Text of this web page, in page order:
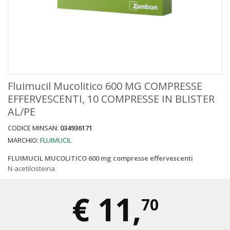
Fluimucil Mucolitico 600 MG COMPRESSE
EFFERVESCENTI, 10 COMPRESSE IN BLISTER
AL/PE
CODICE MINSAN: 034936171
MARCHIO: FLUIMUCIL
FLUIMUCIL MUCOLITICO 600 mg compresse effervescenti
N-acetilcisteina
€ 11,70